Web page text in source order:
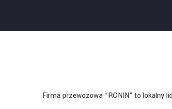
Firma przewozowa “RONIN” to lokalny